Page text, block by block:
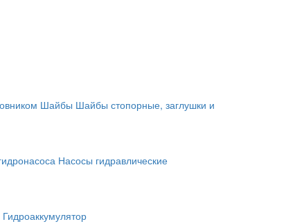
Шайбы Шайбы стопорные, заглушки и
Насосы гидравлические
Гидроаккумулятор